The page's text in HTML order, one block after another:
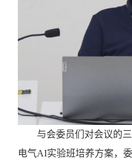
与会委员们对会议的
电气AI实验班培养方案，